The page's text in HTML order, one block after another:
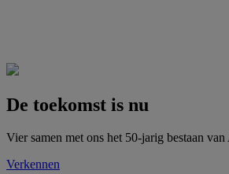
De toekomst is nu
Vier samen met ons het 50-jarig bestaan
Verkennen